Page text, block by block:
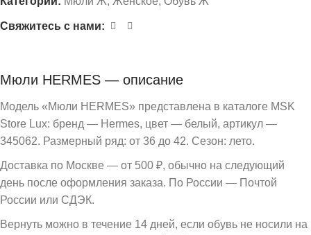
Свяжитесь с нами:
Мюли HERMES — описание
Модель «Мюли HERMES» представлена в каталоге MSK
Store Lux: бренд — Hermes, цвет — белый, артикул —
345062. Размерный ряд: от 36 до 42. Сезон: лето.
Доставка по Москве — от 500 ₽, обычно на следующий
день после оформления заказа. По России — Почтой
России или СДЭК.
Вернуть можно в течение 14 дней, если обувь не носили на